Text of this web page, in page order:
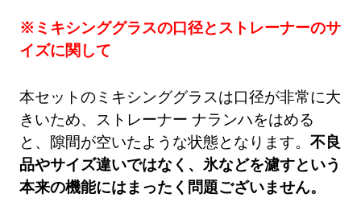
※ミキシンググラスの口径とストレーナーのサ
イズに関して
本セットのミキシンググラスは口径が非常に大
きいため、ストレーナー ナランハをはめる
と、隙間が空いたような状態となります。不良
品やサイズ違いではなく、氷などを濾すという
本来の機能にはまったく問題ございません。